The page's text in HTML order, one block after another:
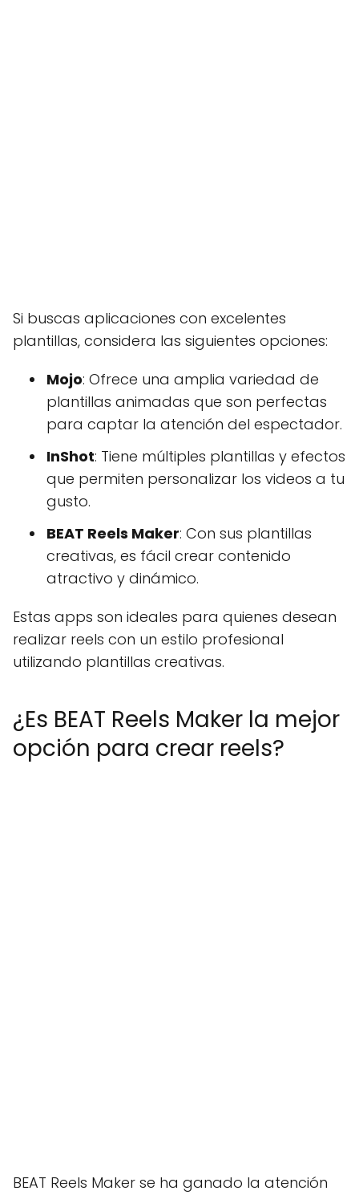
Si buscas aplicaciones con excelentes
plantillas, considera las siguientes opciones:
Mojo: Ofrece una amplia variedad de
plantillas animadas que son perfectas
para captar la atención del espectador.
InShot: Tiene múltiples plantillas y efectos
que permiten personalizar los videos a tu
gusto.
BEAT Reels Maker: Con sus plantillas
creativas, es fácil crear contenido
atractivo y dinámico.
Estas apps son ideales para quienes desean
realizar reels con un estilo profesional
utilizando plantillas creativas.
¿Es BEAT Reels Maker la mejor
opción para crear reels?
BEAT Reels Maker se ha ganado la atención